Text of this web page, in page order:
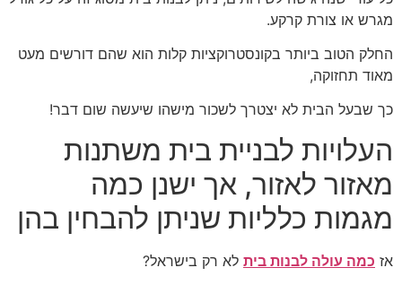
מגרש או צורת קרקע.
החלק הטוב ביותר בקונסטרוקציות קלות הוא שהם דורשים מעט
מאוד תחזוקה,
כך שבעל הבית לא יצטרך לשכור מישהו שיעשה שום דבר!
העלויות לבניית בית משתנות
מאזור לאזור, אך ישנן כמה
מגמות כלליות שניתן להבחין בהן
אז כמה עולה לבנות בית לא רק בישראל?